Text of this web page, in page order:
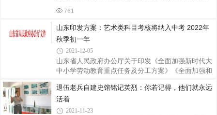
忠，大学语文专业委员会主任付成波，2021年新春春
联撰写获奖代表江春教授，冯中一先生女儿冯
暖机组工作情况。今年，该校的孩子们不再烧煤取
暖，既解决了大气污染问题，又有效避免一氧化碳安
全隐患。据白沙小学校长李国栋介绍，早在今年12月
初，通过昌邑市青少年公益服务协会介绍，山东亿润
集团了解到白沙小学学生冬季仍在使用煤炭进行取
暖，不仅运行成本高，而且存在污染及安全问题。得
知此事后，亿润集团董事长姚立民一直记在心头，并
积极与学校领导进行深入沟通，经公司工程师现场
761
山东印发方案：艺术类科目考核将纳入中考 2022年
秋季初一年
2021-12-05
山东省人民政府办公厅关于印发《全面加强新时代大
中小学劳动教育重点任务及分工方案》《全面加强和
面加强和改进新时代学校美育工作重点任务及分工方
案》的通知鲁政办字〔2021〕136号各市人民政府，
各县（市、区）人民政府，省政府各部门、各直属机
退伍老兵自建史馆铭记英烈：你若记得，他们就永远
活着
2021-11-23